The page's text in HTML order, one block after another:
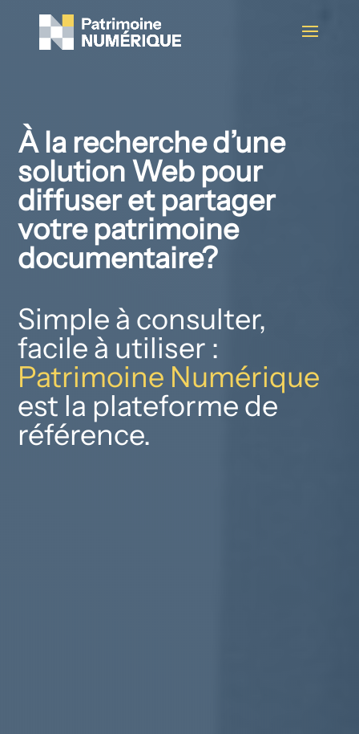
À la recherche d’une
solution Web pour
diffuser et partager
votre patrimoine
documentaire?
Simple à consulter,
facile à utiliser :
Patrimoine Numérique
est la plateforme de
référence.